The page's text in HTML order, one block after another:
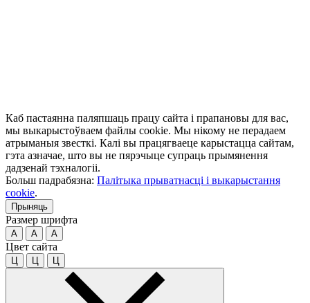
Каб пастаянна паляпшаць працу сайта і прапановы для вас,
мы выкарыстоўваем файлы cookie. Мы нікому не перадаем
атрыманыя звесткі. Калі вы працягваеце карыстацца сайтам,
гэта азначае, што вы не пярэчыце супраць прымянення
дадзенай тэхналогіі.
Больш падрабязна: Палітыка прыватнасці і выкарыстання
cookie.
Прыняць
Размер шрифта
A A A
Цвет сайта
Ц Ц Ц